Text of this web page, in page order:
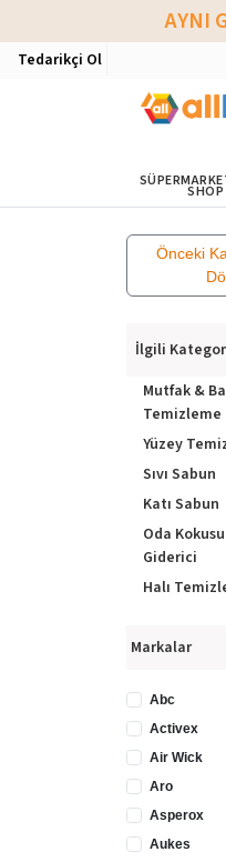
AYNI
Tedarikçi Ol
SHOP
Önceki
İlgili
Mutfak &
Temizleme
Yüzey
Sıvı Sabun
Katı Sabun
Oda
Giderici
Halı
Ayakkabı
Tuvalet
Markalar
Abc
Activex
Air Wick
Aro
Asperox
Aukes